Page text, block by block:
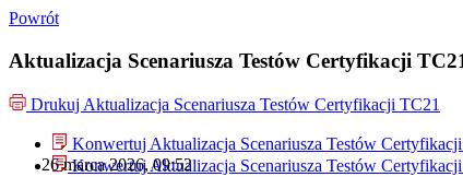
Powrót
Aktualizacja Scenariusza Testów Certyfikacji
Drukuj Aktualizacja Scenariusza Testów Certyfikacji TC21
Konwertuj Aktualizacja Scenariusza Testów
Konwertuj Aktualizacja Scenariusza Testów
26 marca 2026, 09:52